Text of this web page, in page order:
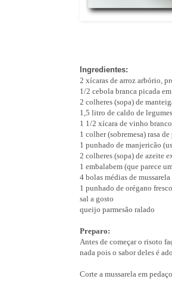
Ingredientes:
2 xícaras de arroz arbório,
1/2 cebola branca picada
2 colheres (sopa) de
1,5 litro de caldo de
1 1/2 xícara de vinho branco
1 colher (sobremesa) rasa
1 punhado de manjericão
2 colheres (sopa) de azeite
1 embalabem (que parece
4 bolas médias de
1 punhado de orégano
sal a gosto
queijo parmesão ralado
Preparo:
Antes de começar o risoto
nada pois o sabor deles é
Corte a mussarela em